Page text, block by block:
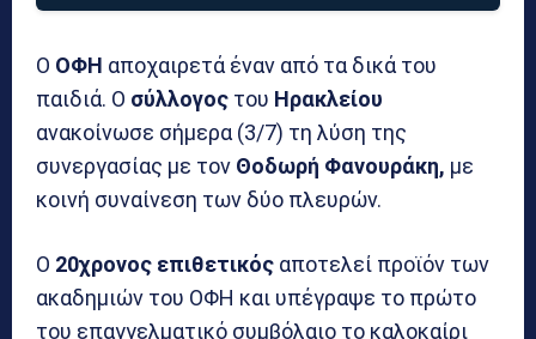
Ο ΟΦΗ αποχαιρετά έναν από τα δικά του
παιδιά. Ο σύλλογος του Ηρακλείου
ανακοίνωσε σήμερα (3/7) τη λύση της
συνεργασίας με τον Θοδωρή Φανουράκη, με
κοινή συναίνεση των δύο πλευρών.
Ο 20χρονος επιθετικός αποτελεί προϊόν των
ακαδημιών του ΟΦΗ και υπέγραψε το πρώτο
του επαγγελματικό συμβόλαιο το καλοκαίρι